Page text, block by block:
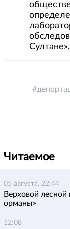
Читаемое
05 августа, 22:44
Верховой лесной
орманы»
12:08